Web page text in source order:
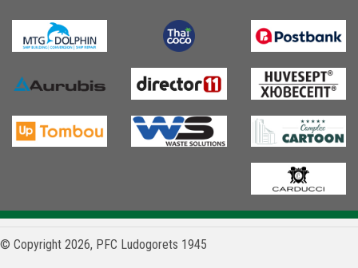
© Copyright 2026, PFC Ludogorets 1945